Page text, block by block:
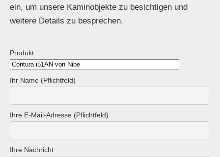
ein, um unsere Kaminobjekte zu besichtigen und
weitere Details zu besprechen.
Produkt
Ihr Name (Pflichtfeld)
Ihre E-Mail-Adresse (Pflichtfeld)
Ihre Nachricht